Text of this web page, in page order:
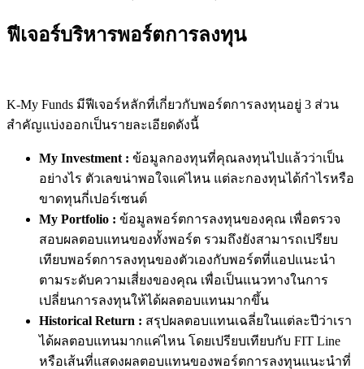
ฟีเจอร์บริหารพอร์ตการลงทุน
K-My Funds มีฟีเจอร์หลักที่เกี่ยวกับพอร์ตการลงทุนอยู่ 3 ส่วน
สำคัญแบ่งออกเป็นรายละเอียดดังนี้
My Investment : ข้อมูลกองทุนที่คุณลงทุนไปแล้วว่าเป็น
อย่างไร ตัวเลขน่าพอใจแค่ไหน แต่ละกองทุนได้กำไรหรือ
ขาดทุนกี่เปอร์เซนต์
My Portfolio : ข้อมูลพอร์ตการลงทุนของคุณ เพื่อตรวจ
สอบผลตอบแทนของทั้งพอร์ต รวมถึงยังสามารถเปรียบ
เทียบพอร์ตการลงทุนของตัวเองกับพอร์ตที่แอปแนะนำ
ตามระดับความเสี่ยงของคุณ เพื่อเป็นแนวทางในการ
เปลี่ยนการลงทุนให้ได้ผลตอบแทนมากขึ้น
Historical Return : สรุปผลตอบแทนเฉลี่ยในแต่ละปีว่าเรา
ได้ผลตอบแทนมากแค่ไหน โดยเปรียบเทียบกับ FIT Line
หรือเส้นที่แสดงผลตอบแทนของพอร์ตการลงทุนแนะนำที่